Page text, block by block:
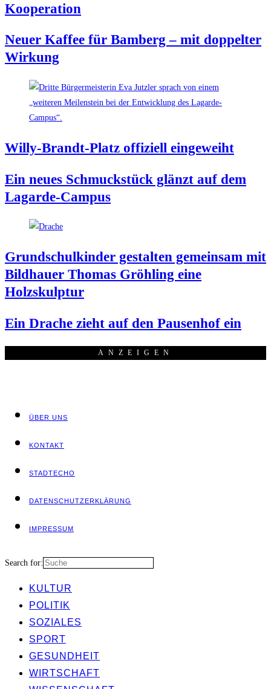
Kooperation
Neu­er Kaf­fee für Bam­berg – mit dop­pel­ter
Wirkung
Wil­ly-Brandt-Platz offi­zi­ell eingeweiht
Ein neu­es Schmuck­stück glänzt auf dem
Lagarde-Campus
Grund­schul­kin­der gestal­ten gemein­sam mit
Bild­hau­er Tho­mas Gröh­ling eine
Holzskulptur
Ein Dra­che zieht auf den Pau­sen­hof ein
ANZEI­GEN
ÜBER UNS
KON­TAKT
STADT­ECHO
DATEN­SCHUTZ­ER­KLÄ­RUNG
IMPRES­SUM
Search for:
KUL­TUR
POLI­TIK
SOZIA­LES
SPORT
GESUND­HEIT
WIRT­SCHAFT